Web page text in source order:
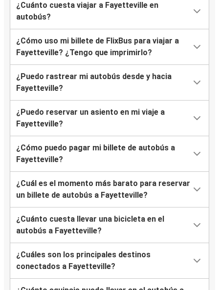
¿Cuánto cuesta viajar a Fayetteville en
autobús?
¿Cómo uso mi billete de FlixBus para viajar a
Fayetteville? ¿Tengo que imprimirlo?
¿Puedo rastrear mi autobús desde y hacia
Fayetteville?
¿Puedo reservar un asiento en mi viaje a
Fayetteville?
¿Cómo puedo pagar mi billete de autobús a
Fayetteville?
¿Cuál es el momento más barato para reservar
un billete de autobús a Fayetteville?
¿Cuánto cuesta llevar una bicicleta en el
autobús a Fayetteville?
¿Cuáles son los principales destinos
conectados a Fayetteville?